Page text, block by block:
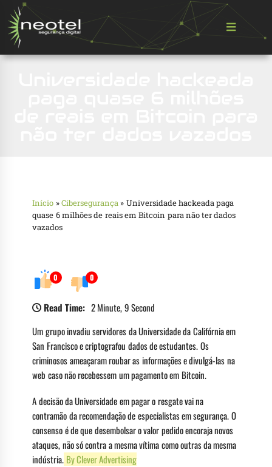
Início »Cibersegurança » Universidade hackeada paga
quase 6 milhões de reais em Bitcoin para não ter dados
vazados
0 0
Read Time: 2 Minute, 9 Second
Um grupo invadiu servidores da Universidade da Califórnia em
San Francisco e criptografou dados de estudantes. Os
criminosos ameaçaram roubar as informações e divulgá-las na
web caso não recebessem um pagamento em Bitcoin.
A decisão da Universidade em pagar o resgate vai na
contramão da recomendação de especialistas em segurança. O
consenso é de que desembolsar o valor pedido encoraja novos
ataques, não só contra a mesma vítima como outras da mesma
indústria. By Clever Advertising